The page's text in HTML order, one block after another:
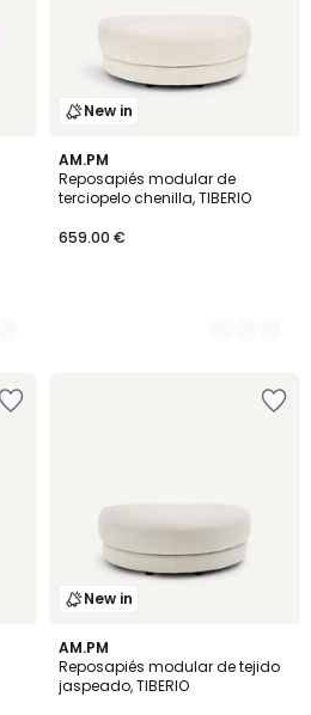
New in
AM.PM
Reposapiés modular de
terciopelo chenilla, TIBERIO
659.00 €
8
Colores
New in
AM.PM
Reposapiés modular de tejido
jaspeado, TIBERIO